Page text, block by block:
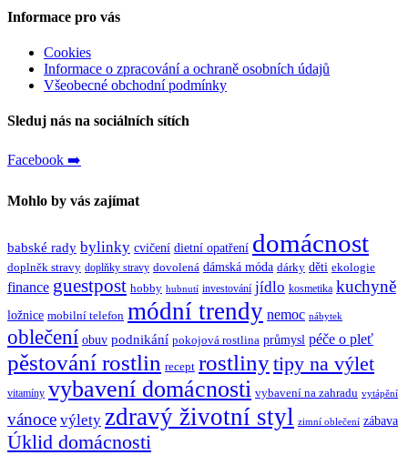
Informace pro vás
Cookies
Informace o zpracování a ochraně osobních údajů
Všeobecné obchodní podmínky
Sleduj nás na sociálních sítích
Facebook ➡️
Mohlo by vás zajímat
babské rady bylinky cvičení dietní opatření domácnost
doplněk stravy doplňky stravy dovolená dámská móda dárky děti ekologie
finance guestpost hobby hubnutí investování jídlo kosmetika kuchyně
ložnice mobilní telefon módní trendy nemoc nábytek
oblečení obuv podnikání pokojová rostlina průmysl péče o pleť
pěstování rostlin recept rostlinytipy na výlet
vitamíny vybavení domácnosti vybavení na zahradu vytápění
vánoce výlety zdravý životní styl zimní oblečení zábava
Úklid domácnosti